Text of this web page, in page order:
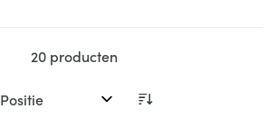
20 producten
Sorteer op: